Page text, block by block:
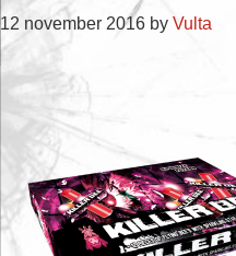
12 november 2016 by Vulta